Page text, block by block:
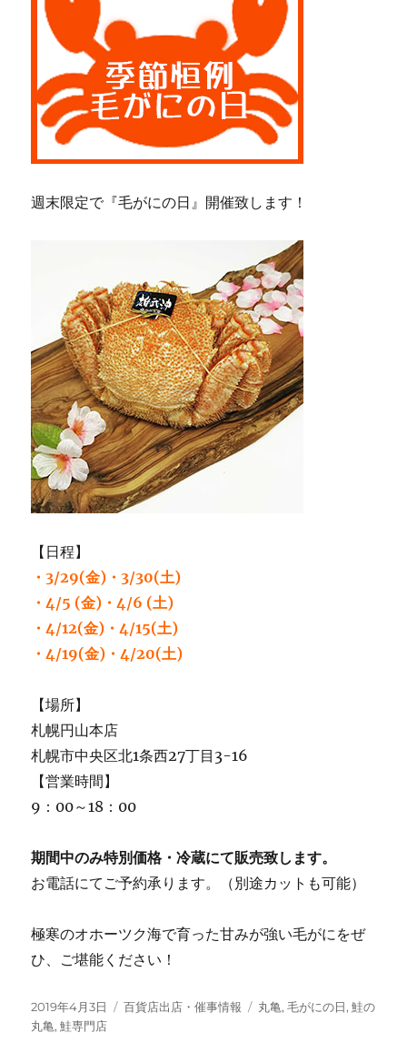
週末限定で『毛がにの日』開催致します！
【日程】
・3/29(金)・3/30(土)
・4/5 (金)・4/6 (土)
・4/12(金)・4/15(土)
・4/19(金)・4/20(土)
【場所】
札幌円山本店
札幌市中央区北1条西27丁目3-16
【営業時間】
9：00～18：00
期間中のみ特別価格・冷蔵にて販売致します。
お電話にてご予約承ります。（別途カットも可能）
極寒のオホーツク海で育った甘みが強い毛がにをぜ
ひ、ご堪能ください！
投
稿
2019年4月3日
カ
百貨店出店・催事情報
タ
丸亀,毛がにの日,鮭の
丸亀,鮭専門店